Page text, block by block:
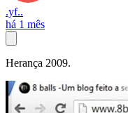
.yf..
há 1 mês
Herança 2009.